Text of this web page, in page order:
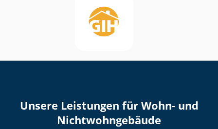
Unsere Leistungen für Wohn- und
Nicht­wohn­ge­bäu­de